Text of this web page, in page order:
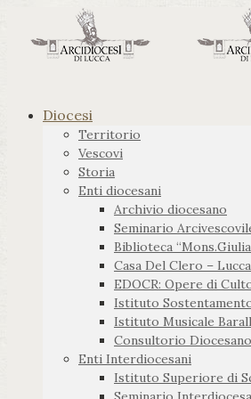
Diocesi
Territorio
Vescovi
Storia
Enti diocesani
Archivio diocesano
Seminario
Biblioteca
Casa Del Clero – Lucca
EDOCR: Opere di
Istituto
Istituto Musicale
Consultorio Diocesano
Enti Interdiocesani
Istituto Superiore di